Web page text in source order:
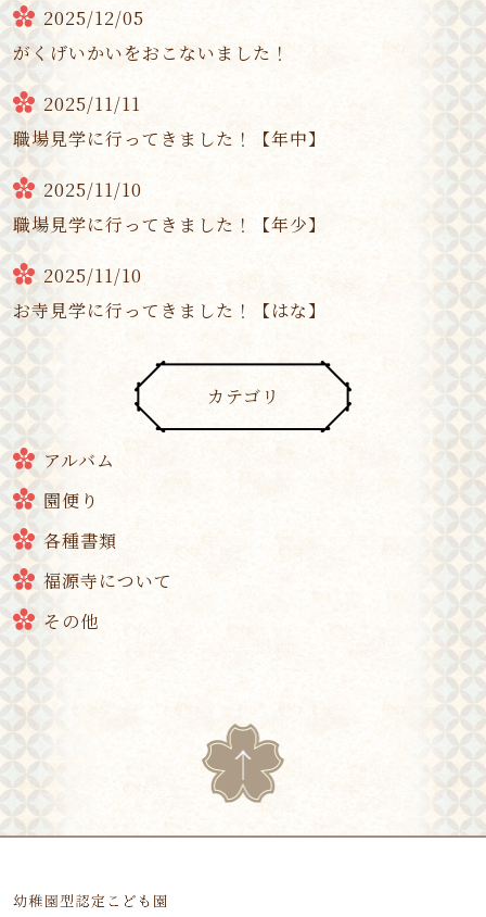
2025/12/05
がくげいかいをおこないました！
2025/11/11
職場見学に行ってきました！【年中】
2025/11/10
職場見学に行ってきました！【年少】
2025/11/10
お寺見学に行ってきました！【はな】
カテゴリ
アルバム
園便り
各種書類
福源寺について
その他